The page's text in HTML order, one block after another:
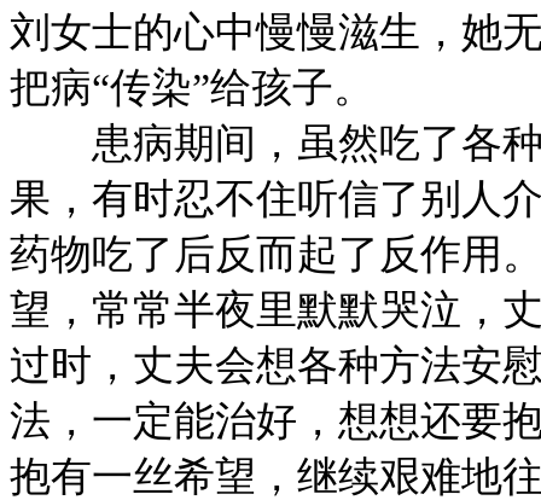
刘女士的心中慢慢滋生，她
把病“传染”给孩子。
患病期间，虽然吃了各种
果，有时忍不住听信了别人
药物吃了后反而起了反作用
望，常常半夜里默默哭泣，
过时，丈夫会想各种方法安
法，一定能治好，想想还要
抱有一丝希望，继续艰难地